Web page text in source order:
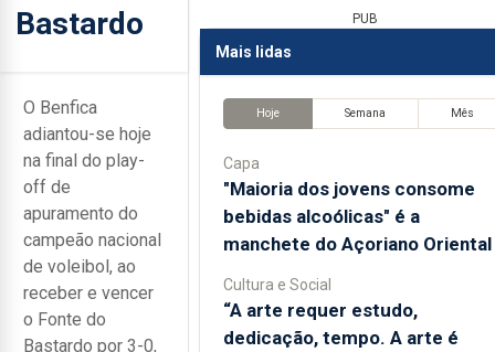
Bastardo
O Benfica
adiantou-se hoje
na final do play-
off de
apuramento do
campeão nacional
de voleibol, ao
receber e vencer
o Fonte do
Bastardo por 3-0,
PUB
Mais lidas
Hoje Semana Mês
Capa
"Maioria dos jovens consome
bebidas alcoólicas" é a
manchete do Açoriano Oriental
Cultura e Social
“A arte requer estudo,
dedicação, tempo. A arte é